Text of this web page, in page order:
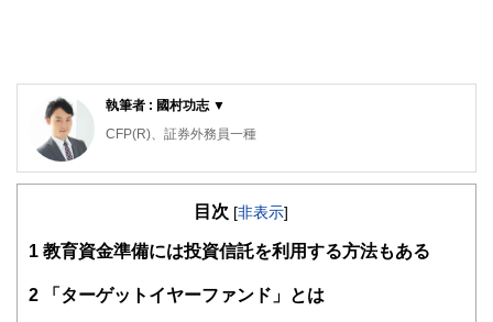
執筆者 : 國村功志 ▼
CFP(R)、証券外務員一種
大手証券会社で株式・債券・投資信託などの金融商品営業に
務所を経験。現在は資産形成専門FPとしてセミナーや個別
やFXでの資産運用を行い、実践に即したわかりやすいアド
目次 [非表示]
1 教育資金準備には投資信託を利用する方法もある
2 「ターゲットイヤーファンド」とは